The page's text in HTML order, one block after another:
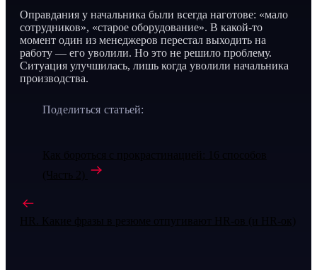
Оправдания у начальника были всегда наготове: «мало
сотрудников», «старое оборудование». В какой-то
момент один из менеджеров перестал выходить на
работу — его уволили. Но это не решило проблему.
Ситуация улучшилась, лишь когда уволили начальника
производства.
Поделиться статьей:
Как бороться с прокрастинацией: 16 способов
(Часть 2)
HR. Какие фразы в резюме отпугивают HR-ов (и HR-ок)